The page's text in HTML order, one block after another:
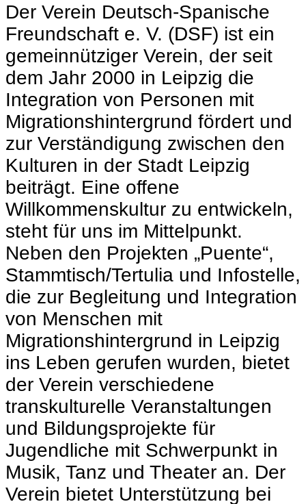
Der Verein Deutsch-Spanische
Freundschaft e. V. (DSF) ist ein
gemeinnütziger Verein, der seit
dem Jahr 2000 in Leipzig die
Integration von Personen mit
Migrationshintergrund fördert und
zur Verständigung zwischen den
Kulturen in der Stadt Leipzig
beiträgt. Eine offene
Willkommenskultur zu entwickeln,
steht für uns im Mittelpunkt.
Neben den Projekten „Puente“,
Stammtisch/Tertulia und Infostelle,
die zur Begleitung und Integration
von Menschen mit
Migrationshintergrund in Leipzig
ins Leben gerufen wurden, bietet
der Verein verschiedene
transkulturelle Veranstaltungen
und Bildungsprojekte für
Jugendliche mit Schwerpunkt in
Musik, Tanz und Theater an. Der
Verein bietet Unterstützung bei